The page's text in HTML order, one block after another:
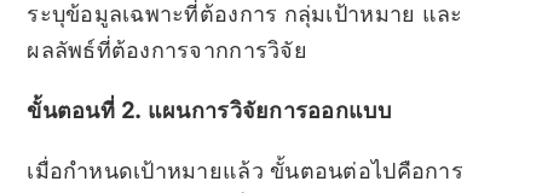
ระบุข้อมูลเฉพาะที่ต้องการ กลุ่มเป้าหมาย และ
ผลลัพธ์ที่ต้องการจากการวิจัย
ขั้นตอนที่ 2. แผนการวิจัยการออกแบบ
เมื่อกำหนดเป้าหมายแล้ว ขั้นตอนต่อไปคือการ